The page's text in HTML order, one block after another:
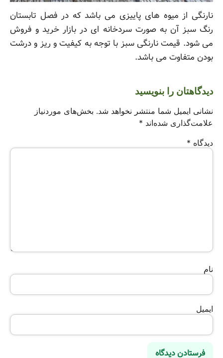
نارنگی از میوه های پاییزی می باشد که در فصل تابستان
رنگ سبز آن به صورت سردخانه ای در بازار خرید و فروش
می شود. قیمت نارنگی سبز با توجه به کیفیت و ریز و درشت
بودن متفاوت می باشد.
دیدگاهتان را بنویسید
نشانی ایمیل شما منتشر نخواهد شد. بخش‌های موردنیاز
علامت‌گذاری شده‌اند *
دیدگاه *
نام
ایمیل